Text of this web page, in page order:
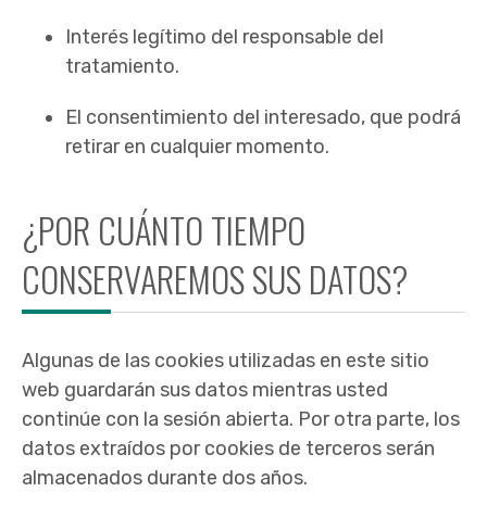
Interés legítimo del responsable del
tratamiento.
El consentimiento del interesado, que podrá
retirar en cualquier momento.
¿POR CUÁNTO TIEMPO
CONSERVAREMOS SUS DATOS?
Algunas de las cookies utilizadas en este sitio
web guardarán sus datos mientras usted
continúe con la sesión abierta. Por otra parte, los
datos extraídos por cookies de terceros serán
almacenados durante dos años.